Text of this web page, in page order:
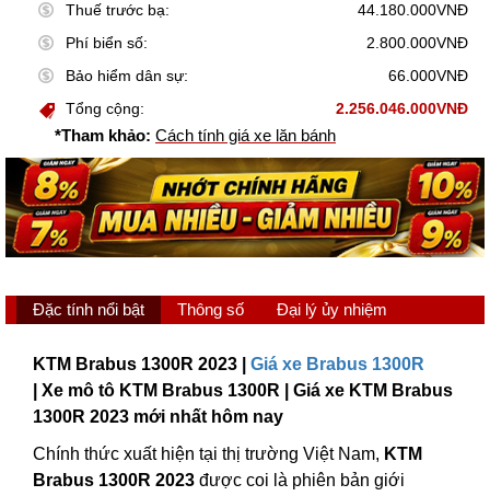
Thuế trước bạ:
44.180.000VNĐ
Phí biển số:
2.800.000VNĐ
Bảo hiểm dân sự:
66.000VNĐ
Tổng cộng:
2.256.046.000VNĐ
*Tham khảo: Cách tính giá xe lăn bánh
Đặc tính nổi bật Thông số Đại lý ủy nhiệm
KTM Brabus 1300R 2023 | Giá xe Brabus 1300R
| Xe mô tô KTM Brabus 1300R | Giá xe KTM Brabus
1300R 2023 mới nhất hôm nay
Chính thức xuất hiện tại thị trường Việt Nam, KTM
Brabus 1300R 2023 được coi là phiên bản giới